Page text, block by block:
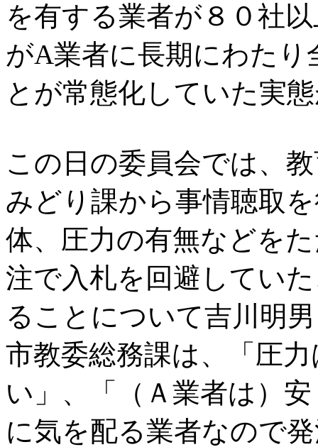
を有する業者が８０社
がA業者に長期にわた
とが常態化していた実
この日の委員会では、
みどり課から事情聴取
体、圧力の有無などを
注で入札を回避してい
ることについて吉川明
市教委総務課は、「圧
い」、「（Ａ業者は）
に気を配る業者なので